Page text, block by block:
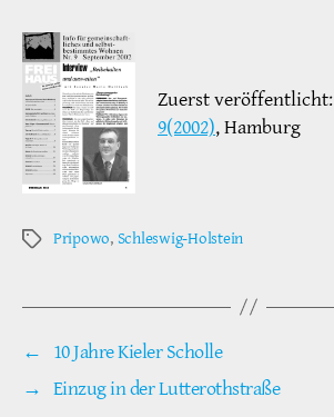
Zuerst veröffentlicht:
9(2002), Hamburg
Schlagwörter
Pripowo, Schleswig-Holstein
←
10 Jahre Kieler Scholle
→ Einzug in der Lutterothstraße